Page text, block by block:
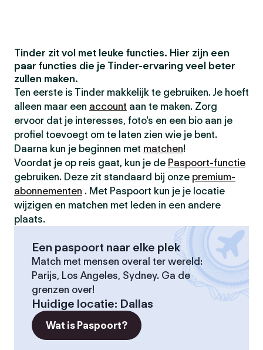
Tinder zit vol met leuke functies. Hier zijn een
paar functies die je Tinder-ervaring veel beter
zullen maken.
Ten eerste is Tinder makkelijk te gebruiken. Je hoeft
alleen maar een account aan te maken. Zorg
ervoor dat je interesses, foto's en een bio aan je
profiel toevoegt om te laten zien wie je bent.
Daarna kun je beginnen met matchen!
Voordat je op reis gaat, kun je de Paspoort-functie
gebruiken. Deze zit standaard bij onze premium-
abonnementen . Met Paspoort kun je je locatie
wijzigen en matchen met leden in een andere
plaats.
Een paspoort naar elke plek
Match met mensen overal ter wereld:
Parijs, Los Angeles, Sydney. Ga de
grenzen over!
Huidige locatie: Dallas
Wat is Paspoort?